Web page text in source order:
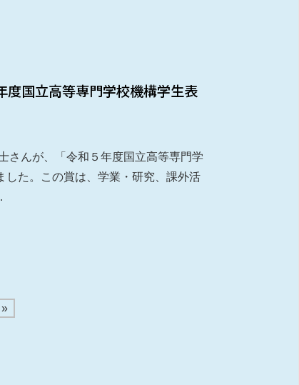
度国立高等専門学校機構学生表
さんが、「令和５年度国立高等専門学
た。この賞は、学業・研究、課外活
»